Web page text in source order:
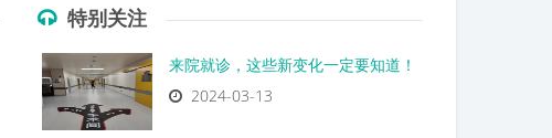
特别关注
来院就诊，这些新变化一定要知道！
2024-03-13